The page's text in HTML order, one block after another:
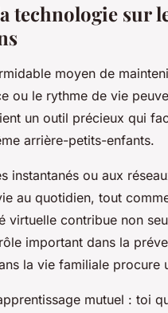
technologie sur
moyen de
ou le rythme de vie
un outil précieux qui
arrière-petits-enfants.
instantanés ou aux
au quotidien, tout
virtuelle contribue non
important dans la
la vie familiale procure
mutuel : toi